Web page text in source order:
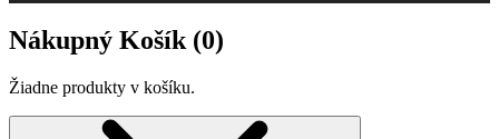
Nákupný Košík (0)
Žiadne produkty v košíku.